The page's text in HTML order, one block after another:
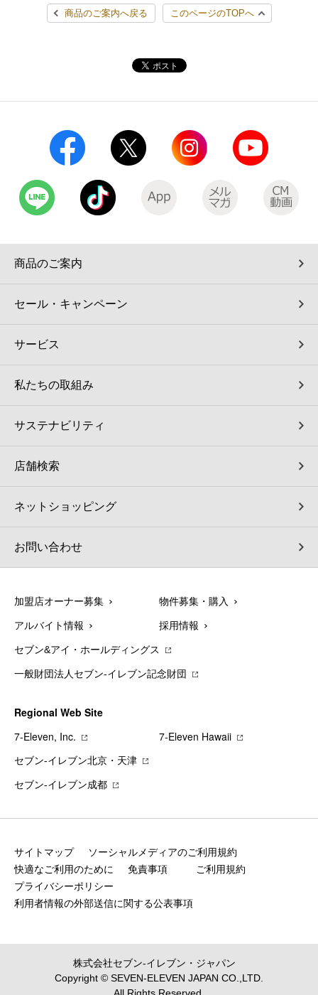
行政サービス
学び・教育
オンラインフォトサービス
コインランドリー（店舗限定）
自転車シェアリング（店舗限定）
モバイルバッテリーシェアリング（店舗限定）
モバイルWi-Fiバッテリーシェアリング（店舗限定）
荷物預かりサービス「ecbocloakエクボクローク」（店舗限定）
パウダースペース ラブン（店舗限定）
ソフトバンクギフト
データで見るセブン‐イレブン
セブン‐イレブンの「商品力」
セブン-イレブンの横顔
セブン-イレブンの歴史
報告書ライブラリー
한국어(서비스)
商品のご案内へ戻る このページのTOPへ
商品のご案内
セール・キャンペーン
サービス
私たちの取組み
サステナビリティ
店舗検索
ネットショッピング
お問い合わせ
加盟店オーナー募集 物件募集・購入
アルバイト情報 採用情報
セブン&アイ・ホールディングス
一般財団法人セブン-イレブン記念財団
Regional Web Site
7‐Eleven, Inc.
7‐Eleven Hawaii
セブン‐イレブン北京・天津
セブン‐イレブン成都
サイトマップ
ソーシャルメディアのご利用規約
快適なご利用のために
免責事項
ご利用規約
プライバシーポリシー
利用者情報の外部送信に関する公表事項
株式会社セブン‐イレブン・ジャパン
Copyright © SEVEN-ELEVEN JAPAN CO.,LTD.